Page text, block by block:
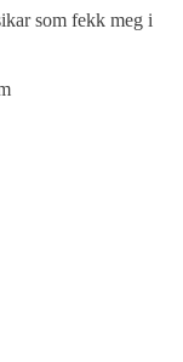
som fekk meg i